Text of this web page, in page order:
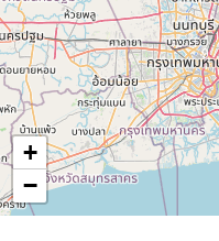
9
+
−